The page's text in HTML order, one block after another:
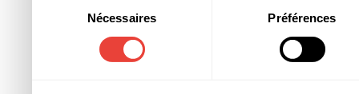
d'autres informations
ont collectées lors de
consentement
Nécessaires Préférences